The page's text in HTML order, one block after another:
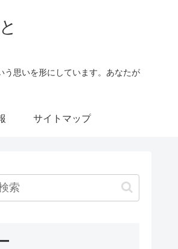
う思いを形にしています。あなたが
サイトマップ